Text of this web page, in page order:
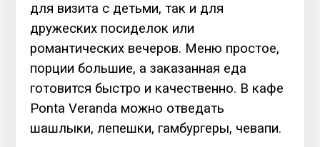
для визита с детьми, так и для
дружеских посиделок или
романтических вечеров. Меню простое,
порции большие, а заказанная еда
готовится быстро и качественно. В кафе
Ponta Veranda можно отведать
шашлыки, лепешки, гамбургеры, чевапи.